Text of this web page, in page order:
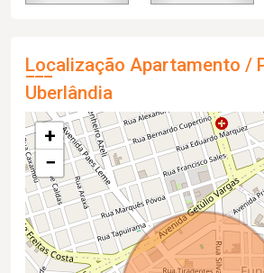
Localização Apartamento /
Uberlândia
+
−